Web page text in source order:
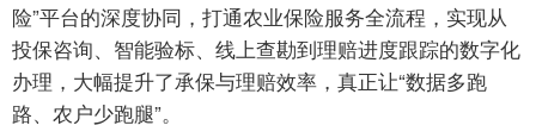
险”平台的深度协同，打通农业保险服务全流程，实现从
投保咨询、智能验标、线上查勘到理赔进度跟踪的数字化
办理，大幅提升了承保与理赔效率，真正让“数据多跑
路、农户少跑腿”。